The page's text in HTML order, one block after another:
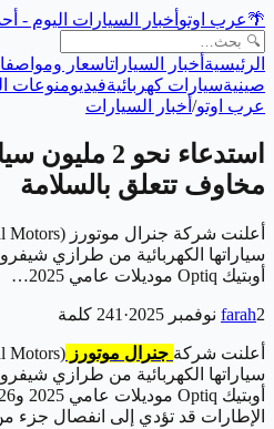
🌴عرب اوتو أخبار السيارات اليوم -
الرئيسية أخبار السياراتاسعار
صينيةسيارات كهربائيةفيديومنوعات
عرب اوتو/ أخبار السيارات
استدعاء نحو 2
مخاوف تتعلق بالسلامة
أوبتيك Optiq موديلات عامي 2025…
farah2 نوفمبر 2025 ·
241 كلمة
أعلنت شركة جنرال موتورز
الإطارات قد تؤدي إلى انفصال جزء